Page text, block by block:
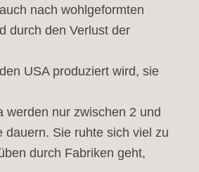
nach wohlgeformten
durch den Verlust der
USA produziert wird, sie
werden nur zwischen 2 und
Sie ruhte sich viel zu
durch Fabriken geht,